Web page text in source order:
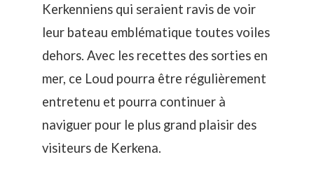
Kerkenniens qui seraient ravis de voir
leur bateau emblématique toutes voiles
dehors. Avec les recettes des sorties en
mer, ce Loud pourra être régulièrement
entretenu et pourra continuer à
naviguer pour le plus grand plaisir des
visiteurs de Kerkena.